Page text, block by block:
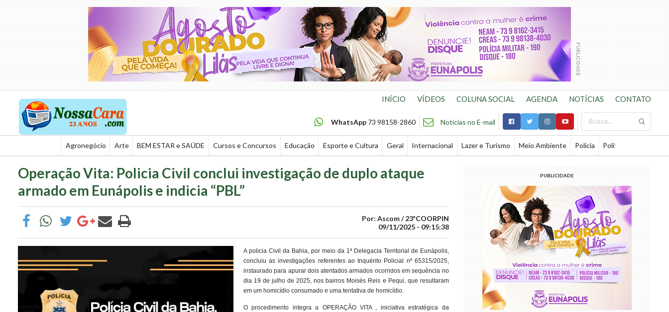
INÍCIO VÍDEOS COLUNA SOCIAL AGENDA NOTÍCIAS CONTATO
WhatsApp 73 98158-2860 Notícias no E-mail
Agronegócio Arte BEM ESTAR e SAÚDE Cursos e Concursos Educação Esporte e Cultura Geral Internacional Lazer e Turismo Meio Ambiente Polícia Política
Operação Vita: Policia Civil conclui investigação de duplo ataque
armado em Eunápolis e indicia “PBL”
Por: Ascom / 23ªCOORPIN
09/11/2025 - 09:15:38
A policia Civil da Bahia, por meio da 1ª Delegacia Territorial de Eunápolis,
concluiu as investigações referentes ao Inquérito Policial nº 65315/2025,
instaurado para apurar dois atentados armados ocorridos em sequência no
dia 19 de julho de 2025, nos bairros Moisés Reis e Pequi, que resultaram
em um homicídio consumado e uma tentativa de homicídio.
O procedimento integra a OPERAÇÃO VITA , iniciativa estratégica da
PUBLICIDADE